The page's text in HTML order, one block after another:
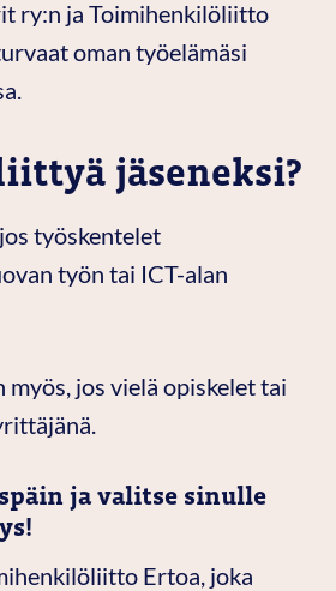
ry:n ja Toimihenkilöliitto
oman työelämäsi
jäseneksi?
työskentelet
työn tai ICT-alan
jos vielä opiskelet tai
ja valitse sinulle
Ertoa, joka